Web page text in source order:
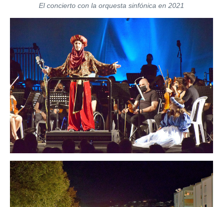
El concierto con la orquesta sinfónica en 2021